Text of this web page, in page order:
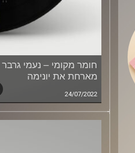
חומר מקומי – נעמי גרבר
מארחת את יונימה
24/07/2022